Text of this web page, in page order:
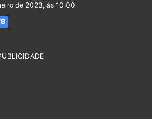
de 2023, às 10:00